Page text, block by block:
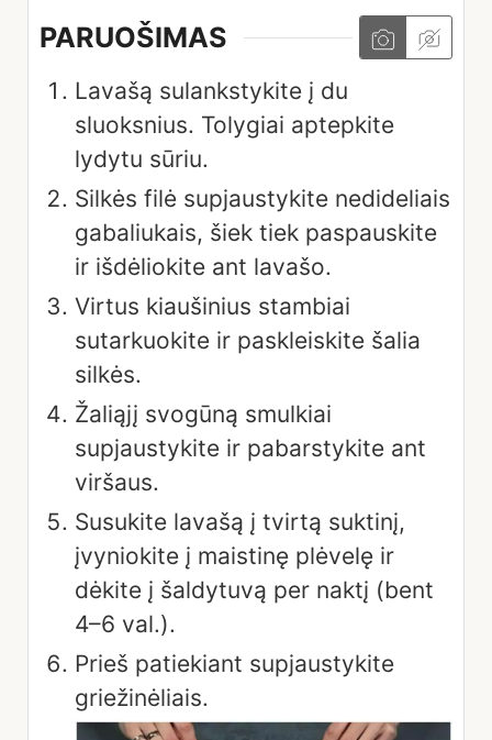
PARUOŠIMAS
Lavašą sulankstykite į du
sluoksnius. Tolygiai aptepkite
lydytu sūriu.
Silkės filė supjaustykite nedideliais
gabaliukais, šiek tiek paspauskite
ir išdėliokite ant lavašo.
Virtus kiaušinius stambiai
sutarkuokite ir paskleiskite šalia
silkės.
Žaliąjį svogūną smulkiai
supjaustykite ir pabarstykite ant
viršaus.
Susukite lavašą į tvirtą suktinį,
įvyniokite į maistinę plėvelę ir
dėkite į šaldytuvą per naktį (bent
4–6 val.).
Prieš patiekiant supjaustykite
griežinėliais.